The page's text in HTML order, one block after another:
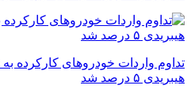
تداوم واردات خودروهای کارکرده
هیبریدی ۵ درصد شد